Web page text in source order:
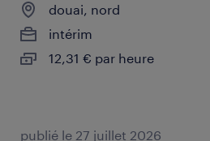
douai, nord
intérim
12,31 € par heure
publié le 27 juillet 2026